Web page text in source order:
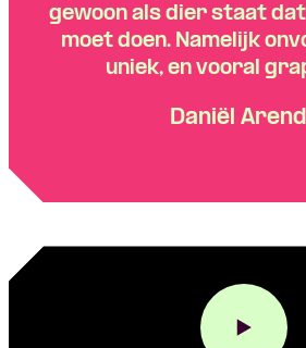
gewoon als dier staat
moet doen. Namelijk
uniek, en vooral
Daniël